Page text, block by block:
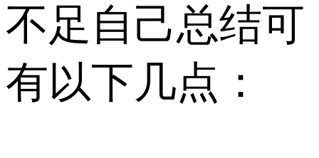
不足自己总结可
有以下几点：